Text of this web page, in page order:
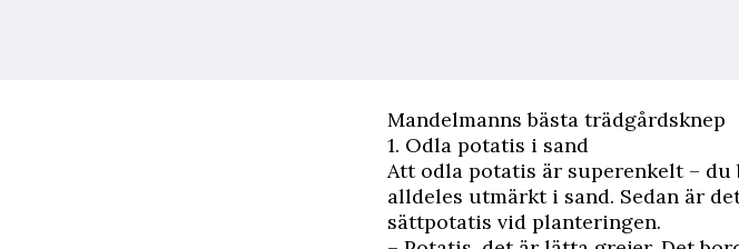
Mandelmanns bästa trädgårdsknep
1. Odla potatis i sand
Att odla potatis är superenkelt –
alldeles utmärkt i sand. Sedan är
sättpotatis vid planteringen.